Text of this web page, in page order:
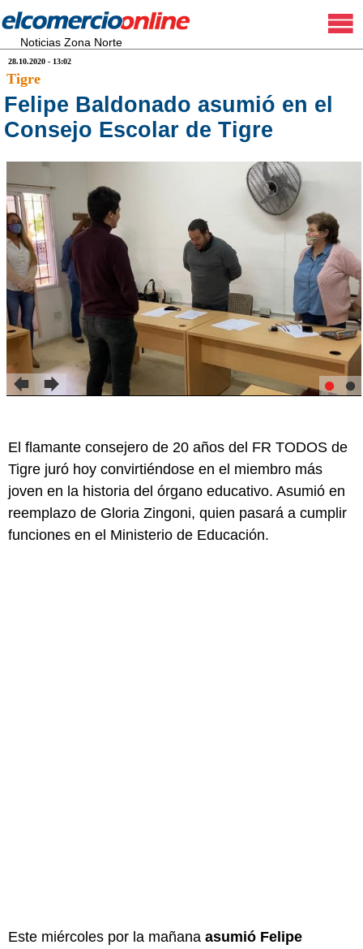
Noticias Zona Norte
28.10.2020 - 13:02
Tigre
Felipe Baldonado asumió en el
Consejo Escolar de Tigre
El flamante consejero de 20 años del FR TODOS de
Tigre juró hoy convirtiéndose en el miembro más
joven en la historia del órgano educativo. Asumió en
reemplazo de Gloria Zingoni, quien pasará a cumplir
funciones en el Ministerio de Educación.
Este miércoles por la mañana asumió Felipe